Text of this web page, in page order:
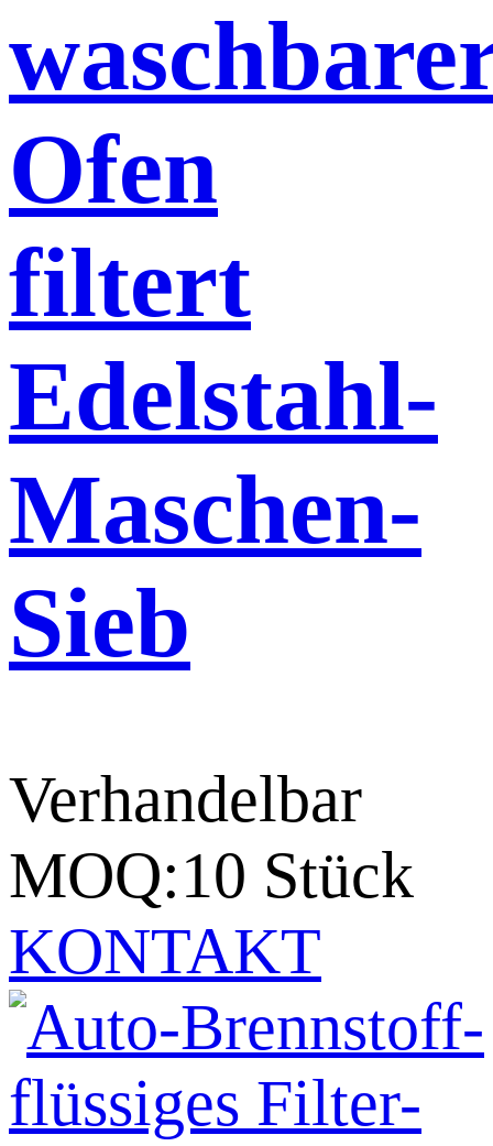
Ofen
filtert
Edelstahl-
Maschen-
Sieb
Verhandelbar
MOQ:10 Stück
KONTAKT